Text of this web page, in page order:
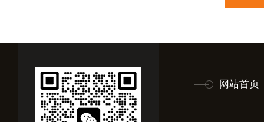
网站首页